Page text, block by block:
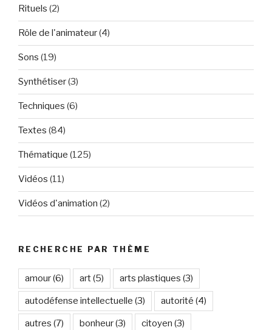
Rituels (2)
Rôle de l'animateur(4)
Sons (19)
Synthétiser(3)
Techniques (6)
Textes (84)
Thématique (125)
Vidéos (11)
Vidéos d'animation (2)
RECHERCHE PAR THÈME
amour(6) art(5) arts plastiques (3)
autodéfense intellectuelle (3) autorité (4)
autres (7) bonheur(3) citoyen (3)